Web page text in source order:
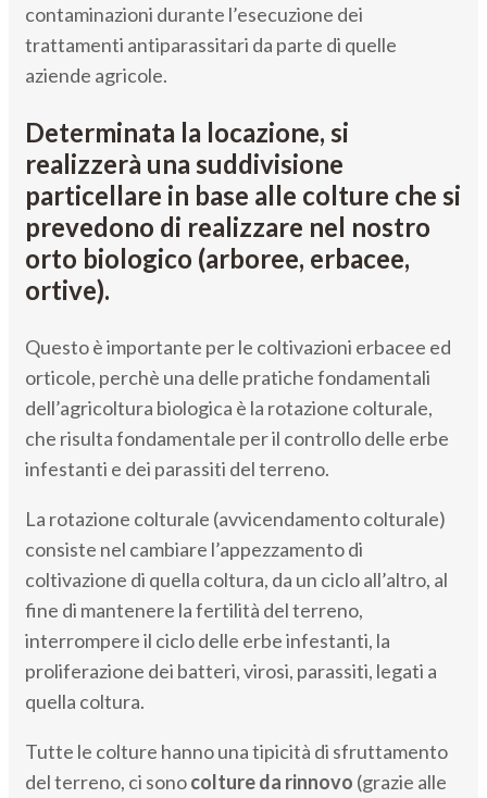
contaminazioni durante l’esecuzione dei
trattamenti antiparassitari da parte di quelle
aziende agricole.
Determinata la locazione, si
realizzerà una suddivisione
particellare in base alle colture che si
prevedono di realizzare nel nostro
orto biologico (arboree, erbacee,
ortive).
Questo è importante per le coltivazioni erbacee ed
orticole, perchè una delle pratiche fondamentali
dell’agricoltura biologica è la rotazione colturale,
che risulta fondamentale per il controllo delle erbe
infestanti e dei parassiti del terreno.
La rotazione colturale (avvicendamento colturale)
consiste nel cambiare l’appezzamento di
coltivazione di quella coltura, da un ciclo all’altro, al
fine di mantenere la fertilità del terreno,
interrompere il ciclo delle erbe infestanti, la
proliferazione dei batteri, virosi, parassiti, legati a
quella coltura.
Tutte le colture hanno una tipicità di sfruttamento
del terreno, ci sonocolture da rinnovo (grazie alle